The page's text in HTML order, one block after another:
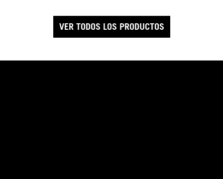
VER TODOS LOS PRODUCTOS